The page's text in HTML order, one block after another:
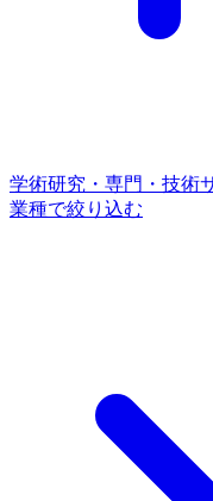
学術研究・専門・技術
業種で絞り込む